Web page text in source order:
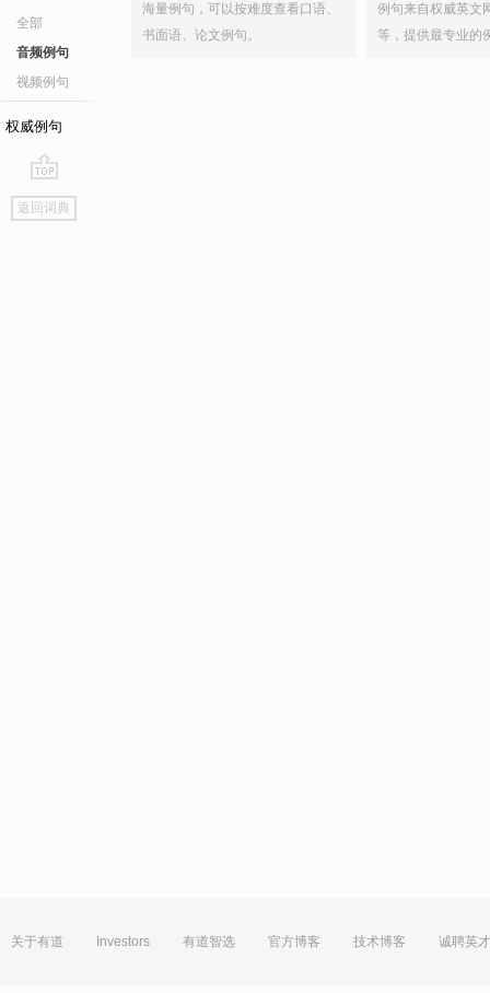
全部
音频例句
视频例句
权威例句
go
top
返回词典
海量例句，可以按难度查看口语、
书面语、论文例句。
例句来自权威英文
等，提供最专业的
关于有道 Investors 有道智选 官方博客 技术博客 诚聘英才